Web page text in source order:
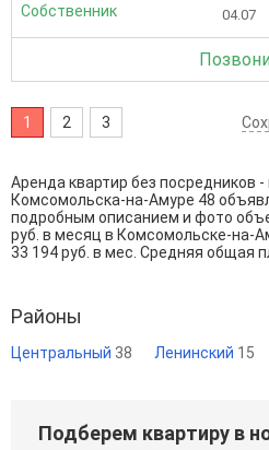
Собственник 04.07
1 2 3
Аренда квартир без посредников
Комсомольска-на-Амуре 48
подробным описанием и фото
руб. в месяц в Комсомольске-на-
33 194 руб. в мес. Средняя общая
Районы
Центральный 38 Ленинский 15
Подберем квартиру в